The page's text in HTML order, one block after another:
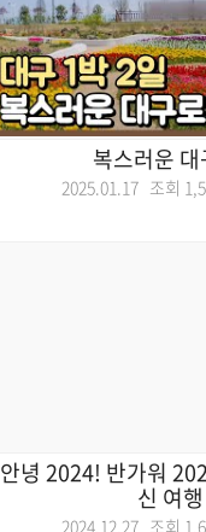
복스러운
2025.01.17 조회
안녕 2024! 반가워
신 여행
2024.12.27 조회